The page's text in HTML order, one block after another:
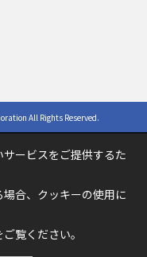
All Rights Reserved.
ービスをご提供するた
合、クッキーの使用に
ご覧ください。